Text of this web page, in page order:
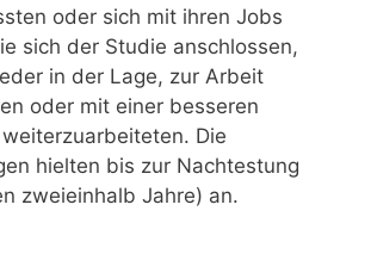
oder sich mit ihren Jobs
sich der Studie anschlossen,
in der Lage, zur Arbeit
oder mit einer besseren
Die
hielten bis zur Nachtestung
zweieinhalb Jahre) an.